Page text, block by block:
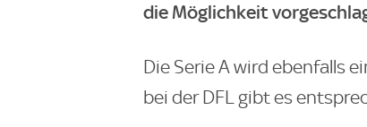
die Möglichkeit
Die Serie A wird ebenfalls
bei der DFL gibt es